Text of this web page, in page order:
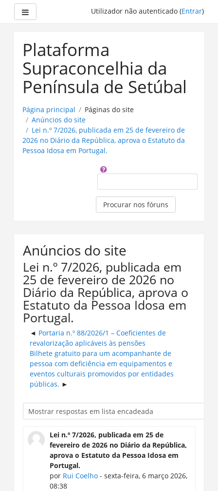
principal
Utilizador não autenticado (Entrar)
Plataforma
Supraconcelhia da
Península de Setúbal
Página principal
Páginas do site
Anúncios do site
Lei n.º 7/2026, publicada em 25 de fevereiro de
2026 no Diário da República, aprova o Estatuto da
Pessoa Idosa em Portugal.
Procurar nos fóruns
Anúncios do site
Lei n.º 7/2026, publicada em
25 de fevereiro de 2026 no
Diário da República, aprova o
Estatuto da Pessoa Idosa em
Portugal.
Portaria n.º 88/2026/1 – Coeficientes de
revalorização aplicáveis às pensões
Bilhete gratuito para um acompanhante de
pessoa com deficiência em equipamentos e
eventos culturais promovidos por entidades
públicas.
Lei n.º 7/2026, publicada em 25 de
fevereiro de 2026 no Diário da República,
aprova o Estatuto da Pessoa Idosa em
Portugal.
por Rui Coelho- sexta-feira, 6 março 2026,
08:38